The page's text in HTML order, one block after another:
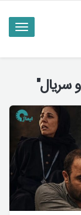
ناوبری
تاگل
سریال"